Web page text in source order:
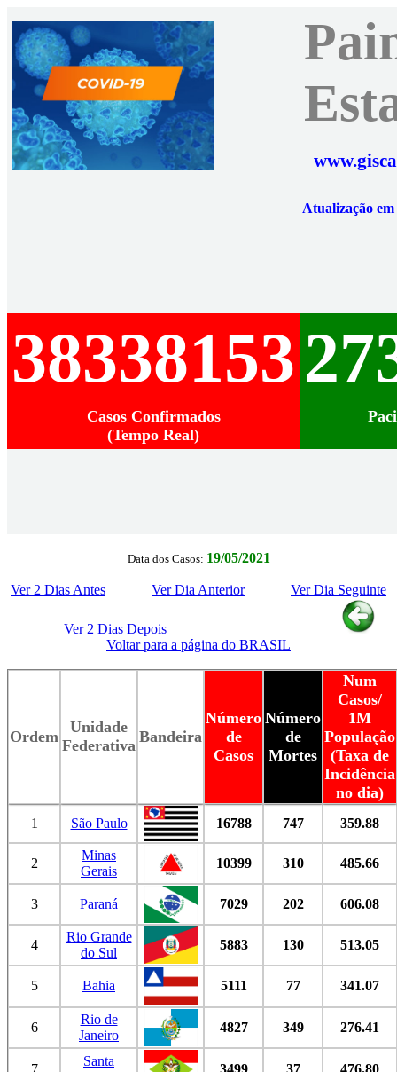
Atualização
38338153
Casos Confirmados
(Tempo Real)
Data dos Casos: 19/05/2021
Ver 2 Dias Antes Ver Dia Anterior Ver Dia Seguinte
Ver 2 Dias Depois
Voltar para a página do BRASIL
Ordem
Unidade
Federativa Bandeira
Número
de
Casos
Número
de
Mortes
Num
Casos/
1M
População
(Taxa de
Incidência
no dia)
1 São Paulo 16788 747 359.88
2
Minas
Gerais
10399 310 485.66
3 Paraná 7029 202 606.08
4
Rio Grande
do Sul
5883 130 513.05
5 Bahia 5111 77 341.07
6
Rio de
Janeiro
4827 349 276.41
7
Santa
3499 37 476.80